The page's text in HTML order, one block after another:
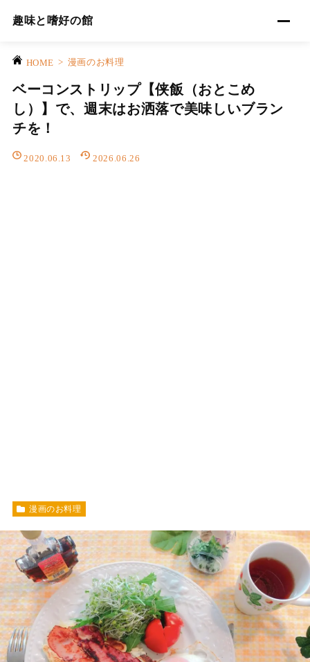
趣味と嗜好の館
HOME > 漫画のお料理
ベーコンストリップ【侠飯（おとこめ
し）】で、週末はお洒落で美味しいブラン
チを！
2020.06.13 2026.06.26
漫画のお料理